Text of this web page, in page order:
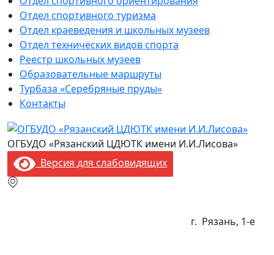
Отдел спортивного туризма
Отдел краеведения и школьных музеев
Отдел технических видов спорта
Реестр школьных музеев
Образовательные маршруты
Турбаза «Серебряные пруды»
Контакты
ОГБУДО «Рязанский ЦДЮТК имени И.И.Лисова»
Версия для слабовидящих
г. Рязань, 1-e